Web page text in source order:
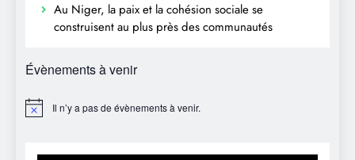
Au Niger, la paix et la cohésion sociale se
construisent au plus près des communautés
Évènements à venir
Il n’y a pas de évènements à venir.